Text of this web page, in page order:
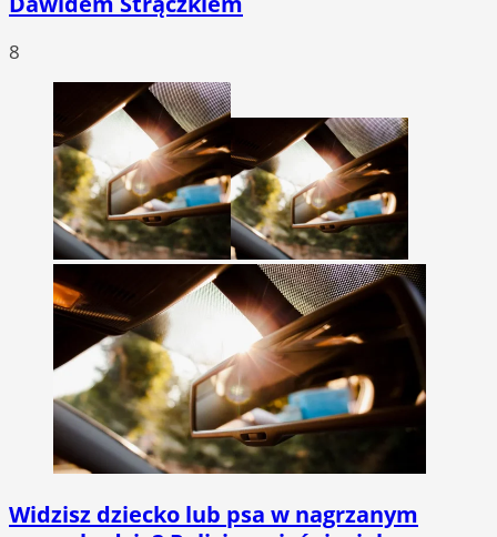
8
Widzisz dziecko lub psa w nagrzanym